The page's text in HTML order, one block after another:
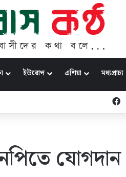
ইউরোপ এশিয়া মধ্যপ্রাচ্য
যোগদান